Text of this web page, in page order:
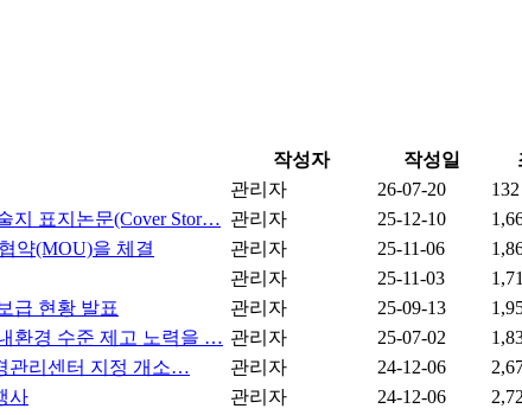
작성자 작성일
관리자 26-07-20
132
지 표지논문(Cover Stor… 관리자 25-12-10
약(MOU)을 체결 관리자 25-11-06
관리자 25-11-03
급 현황 발표 관리자 25-09-13
환경 수준 제고 노력을 … 관리자 25-07-02
관리센터 지정 개소… 관리자 24-12-06
사 관리자 24-12-06